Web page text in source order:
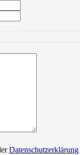
Datenschutzerklärung